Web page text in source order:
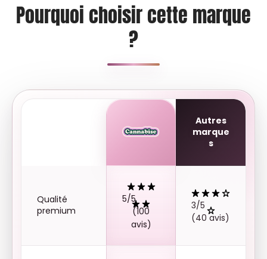
Pourquoi choisir cette marque
?
Autres
marque
s
Qualité
premium
5/5
(100
avis)
3/5
(40 avis)